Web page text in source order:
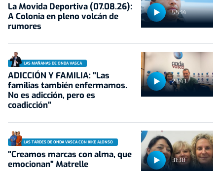
55:14
La Movida Deportiva (07.08.26):
A Colonia en pleno volcán de
rumores
23:43
LAS MAÑANAS DE ONDA VASCA
ADICCIÓN Y FAMILIA: "Las
familias también enfermamos.
No es adicción, pero es
coadicción"
31:30
LAS TARDES DE ONDA VASCA CON KIKE ALONSO
"Creamos marcas con alma, que
emocionan" Matrelle